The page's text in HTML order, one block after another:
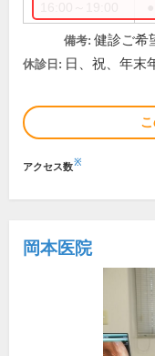
備考: 健診ご希
休診日: 日、祝、年末
アクセス数※
岡本医院